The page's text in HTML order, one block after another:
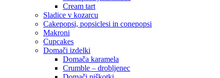
Cream tart
Sladice v kozarcu
Cakepopsi, popsiclesi in conepopsi
Makroni
Cupcakes
Domači izdelki
Domača karamela
Crumble – drobljenec